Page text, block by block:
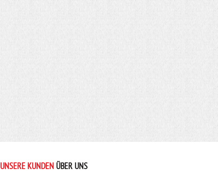
UNSERE KUNDEN ÜBER UNS